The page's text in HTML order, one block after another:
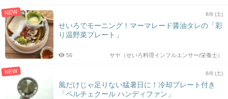
NEW 8/8 (土)
せいろでモーニング！マーマレード醤油タレの「彩
り温野菜プレート」
サヤ（せいろ料理インフルエンサー/栄養士）
56
NEW 8/8 (土)
風だけじゃ足りない猛暑日に！冷却プレート付き
「ペルチェクール ハンディファン」